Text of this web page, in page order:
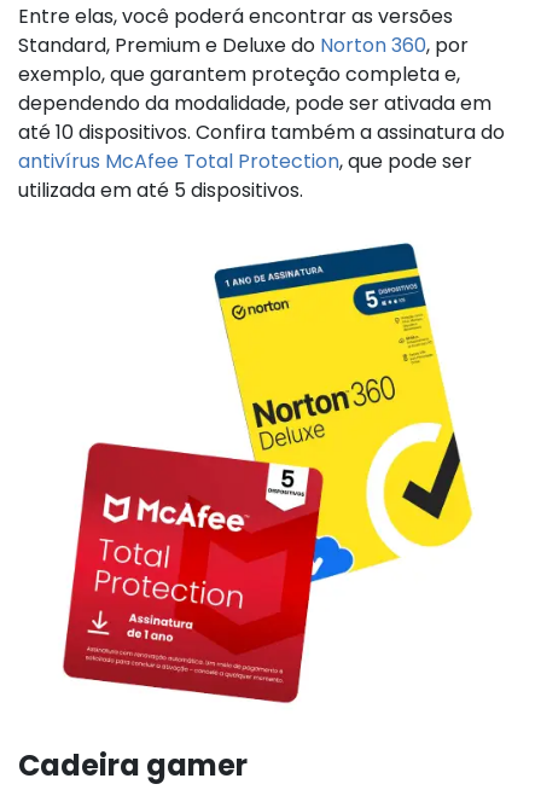
Entre elas, você poderá encontrar as versões
Standard, Premium e Deluxe do Norton 360, por
exemplo, que garantem proteção completa e,
dependendo da modalidade, pode ser ativada em
até 10 dispositivos. Confira também a assinatura do
antivírus McAfee Total Protection, que pode ser
utilizada em até 5 dispositivos.
Cadeira gamer